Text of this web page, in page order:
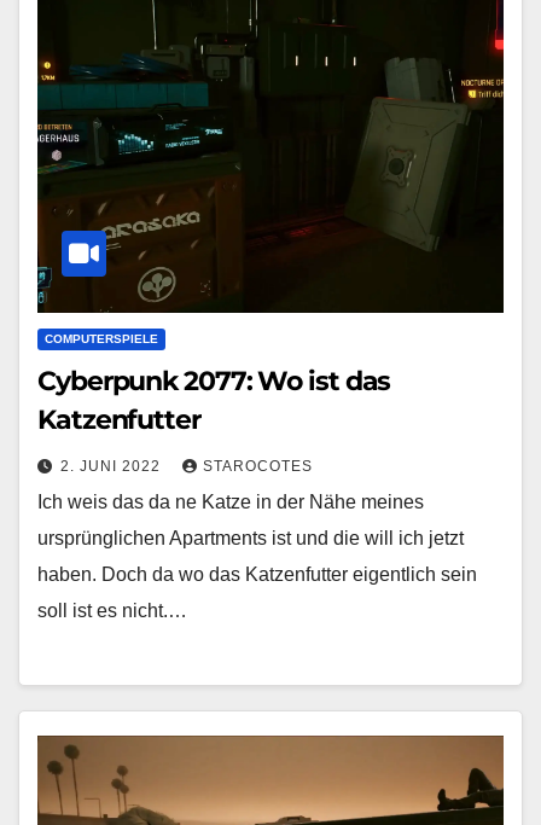
COMPUTERSPIELE
Cyberpunk 2077: Wo ist das
Katzenfutter
2. JUNI 2022 STAROCOTES
Ich weis das da ne Katze in der Nähe meines
ursprünglichen Apartments ist und die will ich jetzt
haben. Doch da wo das Katzenfutter eigentlich sein
soll ist es nicht.…